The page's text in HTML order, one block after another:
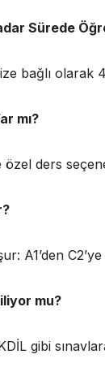
Sürede
bağlı olarak
mı?
özel ders
A1’den
mu?
gibi